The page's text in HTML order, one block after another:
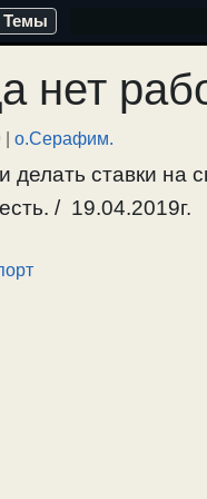
Темы
нет
| о.Серафим.
делать ставки на
/ 19.04.2019г.